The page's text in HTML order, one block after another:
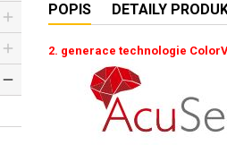
POPIS DETAILY
2. generace technologie